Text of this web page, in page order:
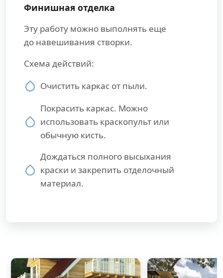
Финишная отделка
Эту работу можно выполнять еще
до навешивания створки.
Схема действий:
Очистить каркас от пыли.
Покрасить каркас. Можно
использовать краскопульт или
обычную кисть.
Дождаться полного высыхания
краски и закрепить отделочный
материал.